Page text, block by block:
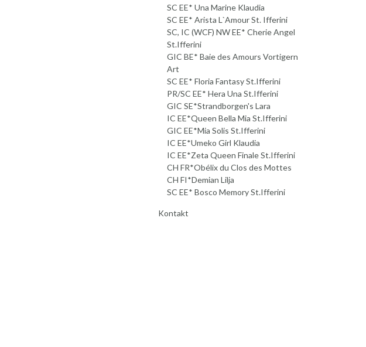
SC EE* Una Marine Klaudia
SC EE* Arista L`Amour St. Ifferini
SC, IC (WCF) NW EE* Cherie Angel
St.Ifferini
GIC BE* Baie des Amours Vortigern
Art
SC EE* Floria Fantasy St.Ifferini
PR/SC EE* Hera Una St.Ifferini
GIC SE*Strandborgen's Lara
IC EE*Queen Bella Mia St.Ifferini
GIC EE*Mia Solis St.Ifferini
IC EE*Umeko Girl Klaudia
IC EE*Zeta Queen Finale St.Ifferini
CH FR*Obélix du Clos des Mottes
CH FI*Demian Lilja
SC EE* Bosco Memory St.Ifferini
Kontakt